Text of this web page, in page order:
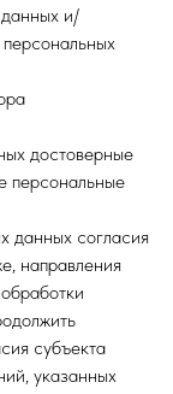
и/
достоверные
персональные
данных согласия
направления
субъекта
указанных